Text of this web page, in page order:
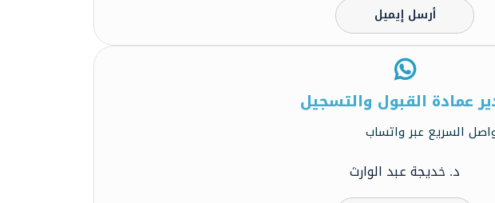
أرسل إيميل
عمادة القبول والتسجيل
السريع عبر واتساب
د. خديجة عبد الوارث